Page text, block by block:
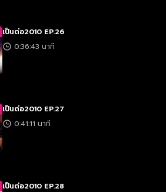
เป็นต่อ2010 EP.26
0:36:43 นาที
เป็นต่อ2010 EP.27
0:41:11 นาที
เป็นต่อ2010 EP.28